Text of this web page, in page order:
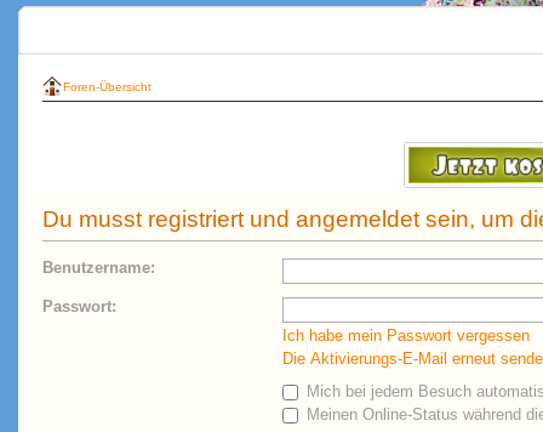
Foren-Übersicht
Du musst registriert und angemeldet sein, um
Benutzername:
Passwort:
Ich habe mein Passwort vergessen
Die Aktivierungs-E-Mail erneut
Mich bei jedem Besuch
Meinen Online-Status während